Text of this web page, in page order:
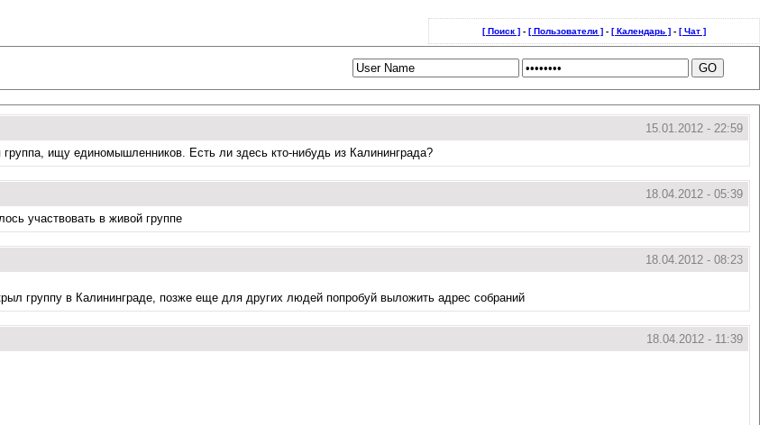
[ Поиск ] - [ Пользователи ] - [ Календарь ] - [ Чат ]
15.01.2012 - 22:59
ищу единомышленников. Есть ли здесь кто-нибудь из Калининграда?
18.04.2012 - 05:39
участвовать в живой группе
18.04.2012 - 08:23
группу в Калининграде, позже еще для других людей попробуй выложить адрес собраний
18.04.2012 - 11:39